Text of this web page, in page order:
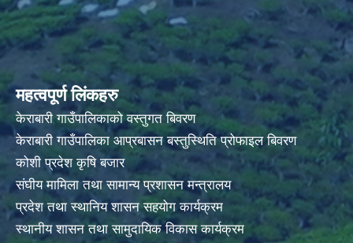
महत्वपूर्ण लिंकहरु
केराबारी गाउँपालिकाको वस्तुगत बिवरण
केराबारी गाउँपालिका आप्रबासन बस्तुस्थिति प्रोफाइल बिवरण
कोशी प्रदेश कृषि बजार
संघीय मामिला तथा सामान्य प्रशासन मन्त्रालय
प्रदेश तथा स्थानिय शासन सहयोग कार्यक्रम
स्थानीय शासन तथा सामुदायिक विकास कार्यक्रम